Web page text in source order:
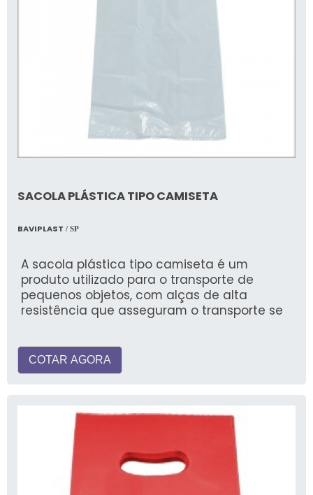
SACOLA PLÁSTICA TIPO CAMISETA
BAVIPLAST / SP
A sacola plástica tipo camiseta é um
produto utilizado para o transporte de
pequenos objetos, com alças de alta
resistência que asseguram o transporte se
COTAR AGORA